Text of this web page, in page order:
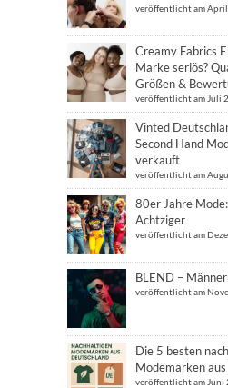
veröffentlicht am April
Creamy Fabrics
Marke seriös?
Größen &
veröffentlicht am Juli
Vinted
Second Hand
verkauft
veröffentlicht am
80er Jahre
Achtziger
veröffentlicht am
BLEND –
veröffentlicht am
Die 5 besten
Modemarken
veröffentlicht am Juni